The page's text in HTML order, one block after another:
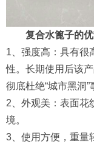
复合水篦子的优
1、强度高：具有很
性。长期使用后该
彻底杜绝“城市黑洞”
2、外观美：表面花
境。
3、使用方便，重量